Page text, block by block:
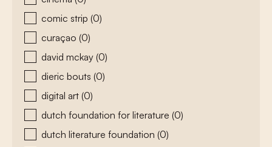
comic strip (0)
curaçao (0)
david mckay (0)
dieric bouts (0)
digital art (0)
dutch foundation for literature (0)
dutch literature foundation (0)